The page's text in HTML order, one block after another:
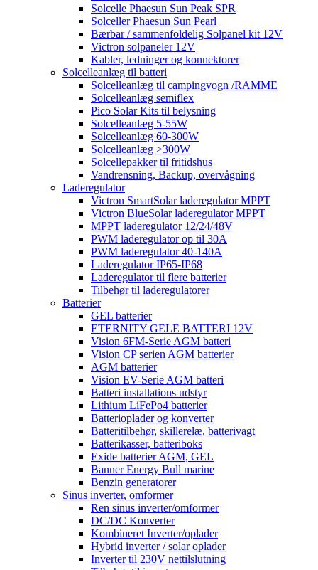
Solcelle Phaesun Sun Peak SPR
Solceller Phaesun Sun Pearl
Bærbar / sammenfoldelig Solpanel kit 12V
Victron solpaneler 12V
Kabler, ledninger og konnektorer
Solcelleanlæg til batteri
Solcelleanlæg til campingvogn /RAMME
Solcelleanlæg semiflex
Pico Solar Kits til belysning
Solcelleanlæg 5-55W
Solcelleanlæg 60-300W
Solcelleanlæg >300W
Solcellepakker til fritidshus
Vandrensning, Backup, overvågning
Laderegulator
Victron SmartSolar laderegulator MPPT
Victron BlueSolar laderegulator MPPT
MPPT laderegulator 12/24/48V
PWM laderegulator op til 30A
PWM laderegulator 40-140A
Laderegulator IP65-IP68
Laderegulator til flere batterier
Tilbehør til laderegulatorer
Batterier
GEL batterier
ETERNITY GELE BATTERI 12V
Vision 6FM-Serie AGM batteri
Vision CP serien AGM batterier
AGM batterier
Vision EV-Serie AGM batteri
Batteri installations udstyr
Lithium LiFePo4 batterier
Batterioplader og konverter
Batteritilbehør, skillerelæ, batterivagt
Batterikasser, batteriboks
Exide batterier AGM, GEL
Banner Energy Bull marine
Benzin generatorer
Sinus inverter, omformer
Ren sinus inverter/omformer
DC/DC Konverter
Kombineret Inverter/oplader
Hybrid inverter / solar oplader
Inverter til 230V nettilslutning